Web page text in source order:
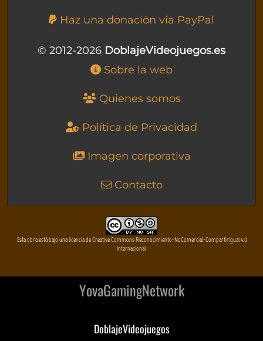
Haz una donación vía PayPal
© 2012-2026 DoblajeVideojuegos.es
Sobre la web
Quienes somos
Política de Privacidad
Imagen corporativa
Contacto
Esta obra está bajo una licencia de Creative Commons Reconocimiento-NoComercial-CompartirIgual 4.0
Internacional
YovaGamingNetwork
DoblajeVideojuegos